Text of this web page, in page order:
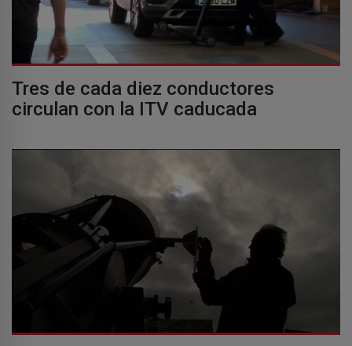
Tres de cada diez conductores
circulan con la ITV caducada